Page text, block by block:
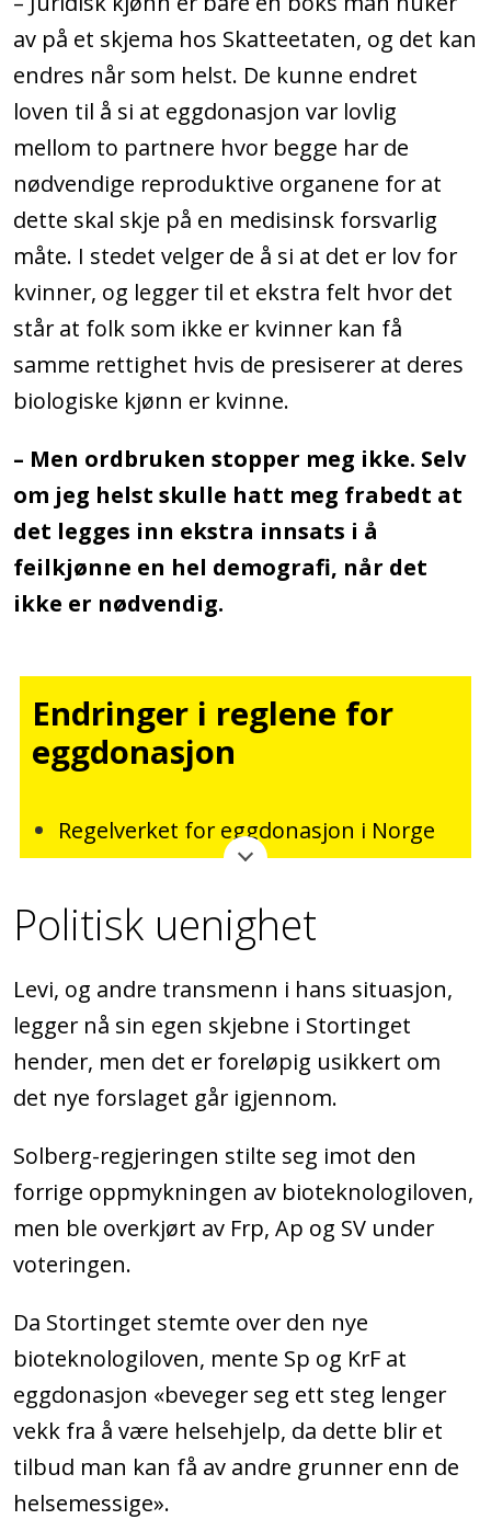
av på et skjema hos Skatteetaten, og det kan
endres når som helst. De kunne endret
loven til å si at eggdonasjon var lovlig
mellom to partnere hvor begge har de
nødvendige reproduktive organene for at
dette skal skje på en medisinsk forsvarlig
måte. I stedet velger de å si at det er lov for
kvinner, og legger til et ekstra felt hvor det
står at folk som ikke er kvinner kan få
samme rettighet hvis de presiserer at deres
biologiske kjønn er kvinne.
– Men ordbruken stopper meg ikke. Selv
om jeg helst skulle hatt meg frabedt at
det legges inn ekstra innsats i å
feilkjønne en hel demografi, når det
ikke er nødvendig.
Endringer i reglene for
eggdonasjon
Regelverket for eggdonasjon i Norge
faller innunder bioteknologiloven
I fjor fikk SV, Arbeiderpartiet og Frp
flertall for å endre loven, slik at
eggdonasjon for likekjønnede
kvinnelige par, såkalt
partnerdonasjon, også ble lovlig
I dagens lovtekst står det at
likekjønnede par kan benytte seg av
«et egg som er hentet ut fra en av
kvinnene, [som] settes inn i den andre
kvinnens livmor etter befruktning». I
dette tilfellet skal det juridiske kjønnet
legges til grunn. Dette betyr at
transmenn og ikke-binære ikke tillates
å donere egg til sine partnere
Etter spørsmål om ekskluderingen av
transmenn og ikke-binære bryter med
likestillings- og diskrimineringsloven,
Politisk uenighet
Levi, og andre transmenn i hans situasjon,
legger nå sin egen skjebne i Stortinget
hender, men det er foreløpig usikkert om
det nye forslaget går igjennom.
Solberg-regjeringen stilte seg imot den
forrige oppmykningen av bioteknologiloven,
men ble overkjørt av Frp, Ap og SV under
voteringen.
Da Stortinget stemte over den nye
bioteknologiloven, mente Sp og KrF at
eggdonasjon «beveger seg ett steg lenger
vekk fra å være helsehjelp, da dette blir et
tilbud man kan få av andre grunner enn de
helsemessige».